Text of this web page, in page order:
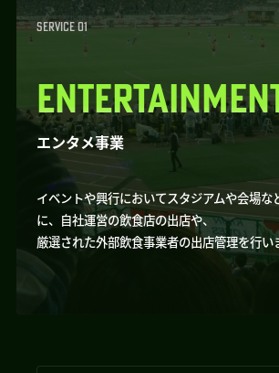
SERVICE 01
エンタメ事業
イベントや興行においてスタジアムや会場な
に、自社運営の飲食店の出店や、
厳選された外部飲食事業者の出店管理を行い